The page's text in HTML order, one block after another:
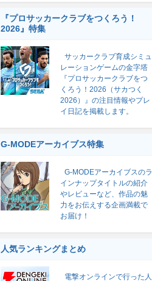
『プロサッカークラブをつくろう！
2026』特集
サッカークラブ育成シミュ
レーションゲームの金字塔
『プロサッカークラブをつ
くろう！2026（サカつく
2026）』の注目情報やプレ
イ日記を掲載します。
G-MODEアーカイブス特集
G-MODEアーカイブスのラ
インナップタイトルの紹介
やレビューなど、作品の魅
力をお伝えする企画満載で
お届け！
人気ランキングまとめ
電撃オンラインで行った人